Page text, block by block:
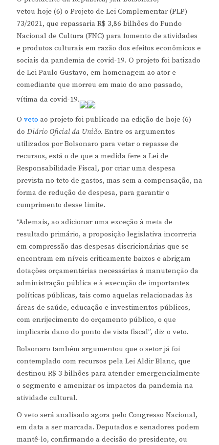
vetou hoje (6) o Projeto de Lei Complementar (PLP)
73/2021, que repassaria R$ 3,86 bilhões do Fundo
Nacional de Cultura (FNC) para fomento de atividades
e produtos culturais em razão dos efeitos econômicos e
sociais da pandemia de covid-19. O projeto foi batizado
de Lei Paulo Gustavo, em homenagem ao ator e
comediante que morreu em maio do ano passado,
vítima da covid-19.
O veto ao projeto foi publicado na edição de hoje (6)
do Diário Oficial da União. Entre os argumentos
utilizados por Bolsonaro para vetar o repasse de
recursos, está o de que a medida fere a Lei de
Responsabilidade Fiscal, por criar uma despesa
prevista no teto de gastos, mas sem a compensação, na
forma de redução de despesa, para garantir o
cumprimento desse limite.
“Ademais, ao adicionar uma exceção à meta de
resultado primário, a proposição legislativa incorreria
em compressão das despesas discricionárias que se
encontram em níveis criticamente baixos e abrigam
dotações orçamentárias necessárias à manutenção da
administração pública e à execução de importantes
políticas públicas, tais como aquelas relacionadas às
áreas de saúde, educação e investimentos públicos,
com enrijecimento do orçamento público, o que
implicaria dano do ponto de vista fiscal”, diz o veto.
Bolsonaro também argumentou que o setor já foi
contemplado com recursos pela Lei Aldir Blanc, que
destinou R$ 3 bilhões para atender emergencialmente
o segmento e amenizar os impactos da pandemia na
atividade cultural.
O veto será analisado agora pelo Congresso Nacional,
em data a ser marcada. Deputados e senadores podem
mantê-lo, confirmando a decisão do presidente, ou